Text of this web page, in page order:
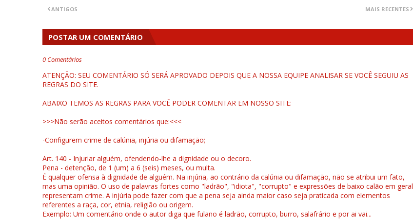
MAIS RECENTES
ANTIGOS
POSTAR UM COMENTÁRIO
0 Comentários
ATENÇÃO: SEU COMENTÁRIO SÓ SERÁ APROVADO DEPOIS QUE A NOSSA EQUIPE ANALISAR SE VOCÊ SEGUIU AS
REGRAS DO SITE.
ABAIXO TEMOS AS REGRAS PARA VOCÊ PODER COMENTAR EM NOSSO SITE:
>>>Não serão aceitos comentários que:<<<
-Configurem crime de calúnia, injúria ou difamação;
Art. 140 - Injuriar alguém, ofendendo-lhe a dignidade ou o decoro.
Pena - detenção, de 1 (um) a 6 (seis) meses, ou multa.
É qualquer ofensa à dignidade de alguém. Na injúria, ao contrário da calúnia ou difamação, não se atribui um fato,
mas uma opinião. O uso de palavras fortes como "ladrão", "idiota", "corrupto" e expressões de baixo calão em geral
representam crime. A injúria pode fazer com que a pena seja ainda maior caso seja praticada com elementos
referentes a raça, cor, etnia, religião ou origem.
Exemplo: Um comentário onde o autor diga que fulano é ladrão, corrupto, burro, salafrário e por ai vai...